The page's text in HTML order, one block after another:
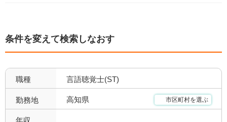
クリニック(精神科) 0
デイケア(精神科) 1 デイケア 2
デイサービス 訪問看護・リハ
条件を変えて検索しなおす
職種 言語聴覚士(ST)
勤務地 高知県 市区町村を選ぶ
年収